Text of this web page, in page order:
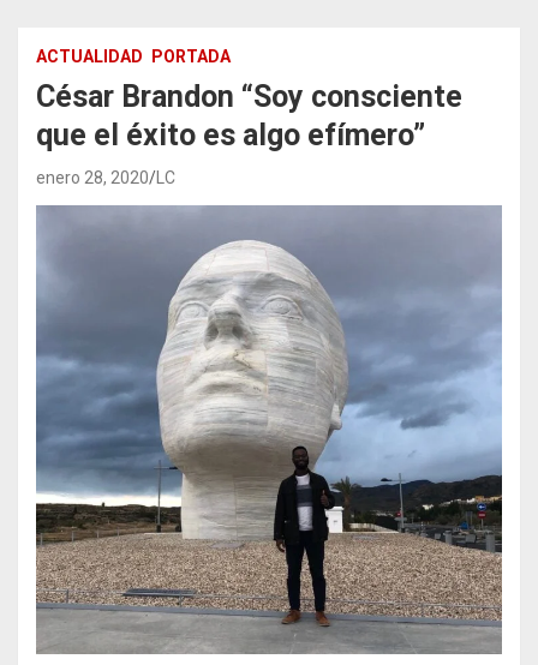
ACTUALIDAD PORTADA
César Brandon “Soy consciente
que el éxito es algo efímero”
enero 28, 2020 LC